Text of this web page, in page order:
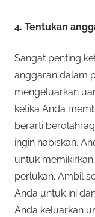
4. Tentukan
Sangat penting
anggaran dalam
mengeluarkan
ketika Anda
berarti
ingin habiskan.
untuk
perlukan. Ambil
Anda untuk ini
Anda keluarkan